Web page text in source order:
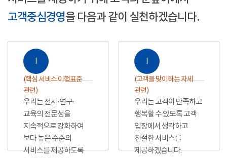
고객중심경영을 다음과 같이 실천하겠습니다.
Ⅰ
(핵심 서비스 이행표준
관련)
우리는 전시·연구·
교육의 전문성을
지속적으로 강화하여
보다 높은 수준의
서비스를 제공하도록
Ⅰ
(고객을 맞이하는 자세
관련)
우리는 고객이 만족하고
행복할 수 있도록 고객
입장에서 생각하고
친절한 서비스를
제공하겠습니다.